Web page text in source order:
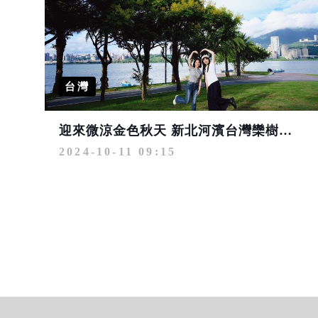
台灣
迎來微涼金色秋天 新北河濱台灣欒樹黃花盛開
2024-10-11 09:15